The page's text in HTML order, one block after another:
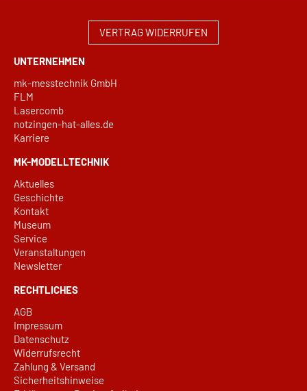
VERTRAG WIDERRUFEN
UNTERNEHMEN
mk-messtechnik GmbH
FLM
Lasercomb
notzingen-hat-alles.de
Karriere
MK-MODELLTECHNIK
Aktuelles
Geschichte
Kontakt
Museum
Service
Veranstaltungen
Newsletter
RECHTLICHES
AGB
Impressum
Datenschutz
Widerrufsrecht
Zahlung & Versand
Sicherheitshinweise